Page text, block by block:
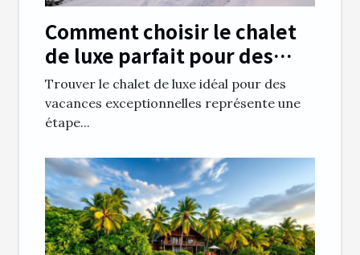
Comment choisir le chalet
de luxe parfait pour des
vacances inoubliables ?
Trouver le chalet de luxe idéal pour des
vacances exceptionnelles représente une
étape...